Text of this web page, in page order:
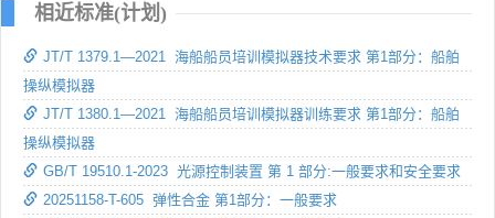
相近标准(计划)
JT/T 1379.1—2021 海船船员培训模拟器技术要求 第1部分：船舶
操纵模拟器
JT/T 1380.1—2021 海船船员培训模拟器训练要求 第1部分：船舶
操纵模拟器
GB/T 19510.1-2023 光源控制装置 第 1 部分:一般要求和安全要求
20251158-T-605 弹性合金 第1部分：一般要求